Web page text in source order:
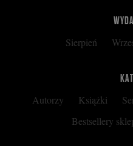
Sierpień
Autorzy Książki
Bestsellery